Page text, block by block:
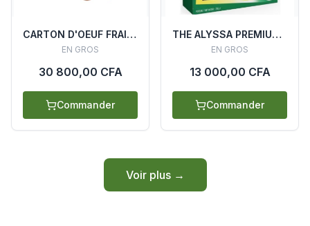
CARTON D'OEUF FRAIS (14 PLAQUETTES)
EN GROS
30 800,00 CFA
Commander
THE ALYSSA PREMIUM 12 BOITES X 110 SACHETS X 2G
EN GROS
13 000,00 CFA
Commander
Voir plus →